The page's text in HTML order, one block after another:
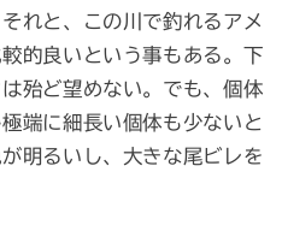
れと、この川で釣れるアメ
的良いという事もある。下
殆ど望めない。でも、個体
端に細長い個体も少ないと
明るいし、大きな尾ビレを